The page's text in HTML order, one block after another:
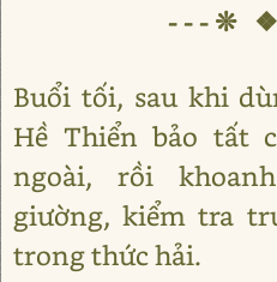
---❊
Buổi tối, sau khi
Hề Thiển bảo tất
ngoài, rồi
giường, kiểm tra
trong thức hải.